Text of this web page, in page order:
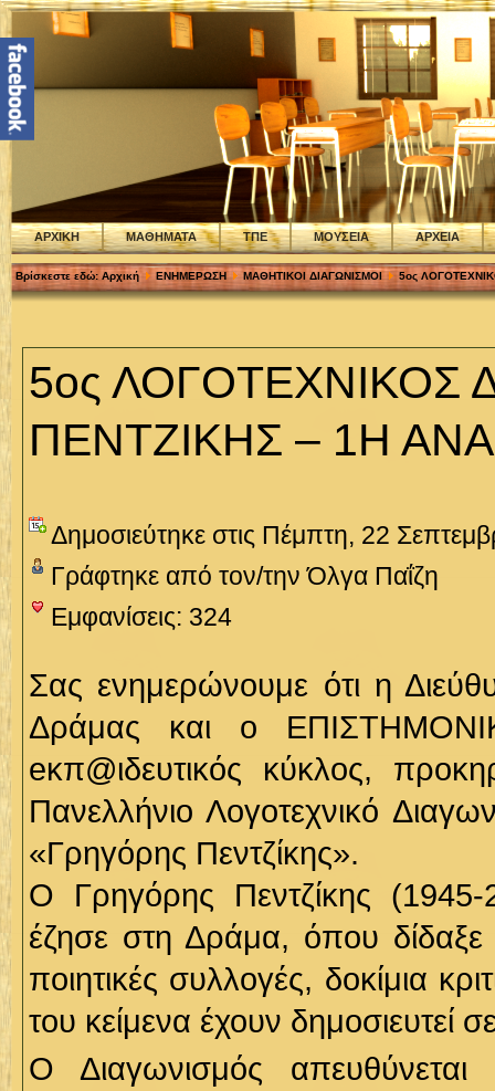
ΑΡΧΙΚΗ ΜΑΘΗΜΑΤΑ ΤΠΕ ΜΟΥΣΕΙΑ ΑΡΧΕΙΑ
Βρίσκεστε εδώ: Αρχική ΕΝΗΜΕΡΩΣΗ ΜΑΘΗΤΙΚΟΙ ΔΙΑΓΩΝΙΣΜΟΙ 5ος
5ος ΛΟΓΟΤΕΧΝΙΚΟΣ
ΠΕΝΤΖΙΚΗΣ – 1Η
Δημοσιεύτηκε στις Πέμπτη, 22
Γράφτηκε από τον/την Όλγα Παΐζη
Εμφανίσεις: 324
Σας ενημερώνουμε ότι η
Δράμας και ο
eκπ@ιδευτικός κύκλος,
Πανελλήνιο Λογοτεχνικό
«Γρηγόρης Πεντζίκης».
Ο Γρηγόρης Πεντζίκης
έζησε στη Δράμα, όπου
ποιητικές συλλογές, δοκίμια
του κείμενα έχουν δημοσιευτεί
Ο Διαγωνισμός απευθύνεται